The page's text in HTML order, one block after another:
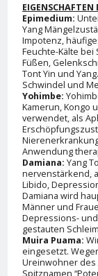
Epimedium:
Yang
Impotenz,
Feuchte-Kälte
Füßen,
Tont Yin und
Schwindel und
Yohimbe:
Kamerun, Kongo
verwendet, als
Anwendung
Damiana: Yang
nervenstärkend,
Libido,
Damiana wird
Männer und
Depressions-
gestauten
Muira Puama:
eingesetzt.
Ureinwohner des
Spitznamen